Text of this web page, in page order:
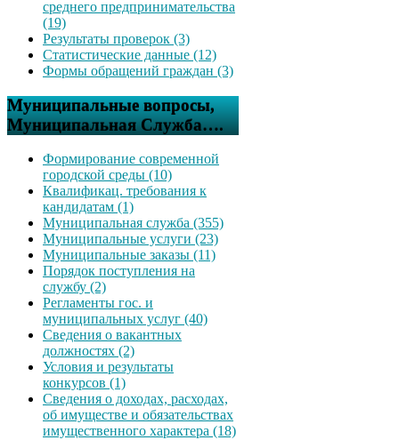
среднего предпринимательства
(19)
Результаты проверок (3)
Статистические данные (12)
Формы обращений граждан (3)
Муниципальные вопросы,
Муниципальная Служба….
Формирование современной
городской среды (10)
Квалификац. требования к
кандидатам (1)
Муниципальная служба (355)
Муниципальные услуги (23)
Муниципальные заказы (11)
Порядок поступления на
службу (2)
Регламенты гос. и
муниципальных услуг (40)
Сведения о вакантных
должностях (2)
Условия и результаты
конкурсов (1)
Сведения о доходах, расходах,
об имуществе и обязательствах
имущественного характера (18)